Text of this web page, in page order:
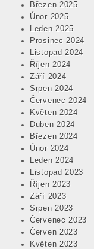
Březen 2025
Únor 2025
Leden 2025
Prosinec 2024
Listopad 2024
Říjen 2024
Září 2024
Srpen 2024
Červenec 2024
Květen 2024
Duben 2024
Březen 2024
Únor 2024
Leden 2024
Listopad 2023
Říjen 2023
Září 2023
Srpen 2023
Červenec 2023
Červen 2023
Květen 2023